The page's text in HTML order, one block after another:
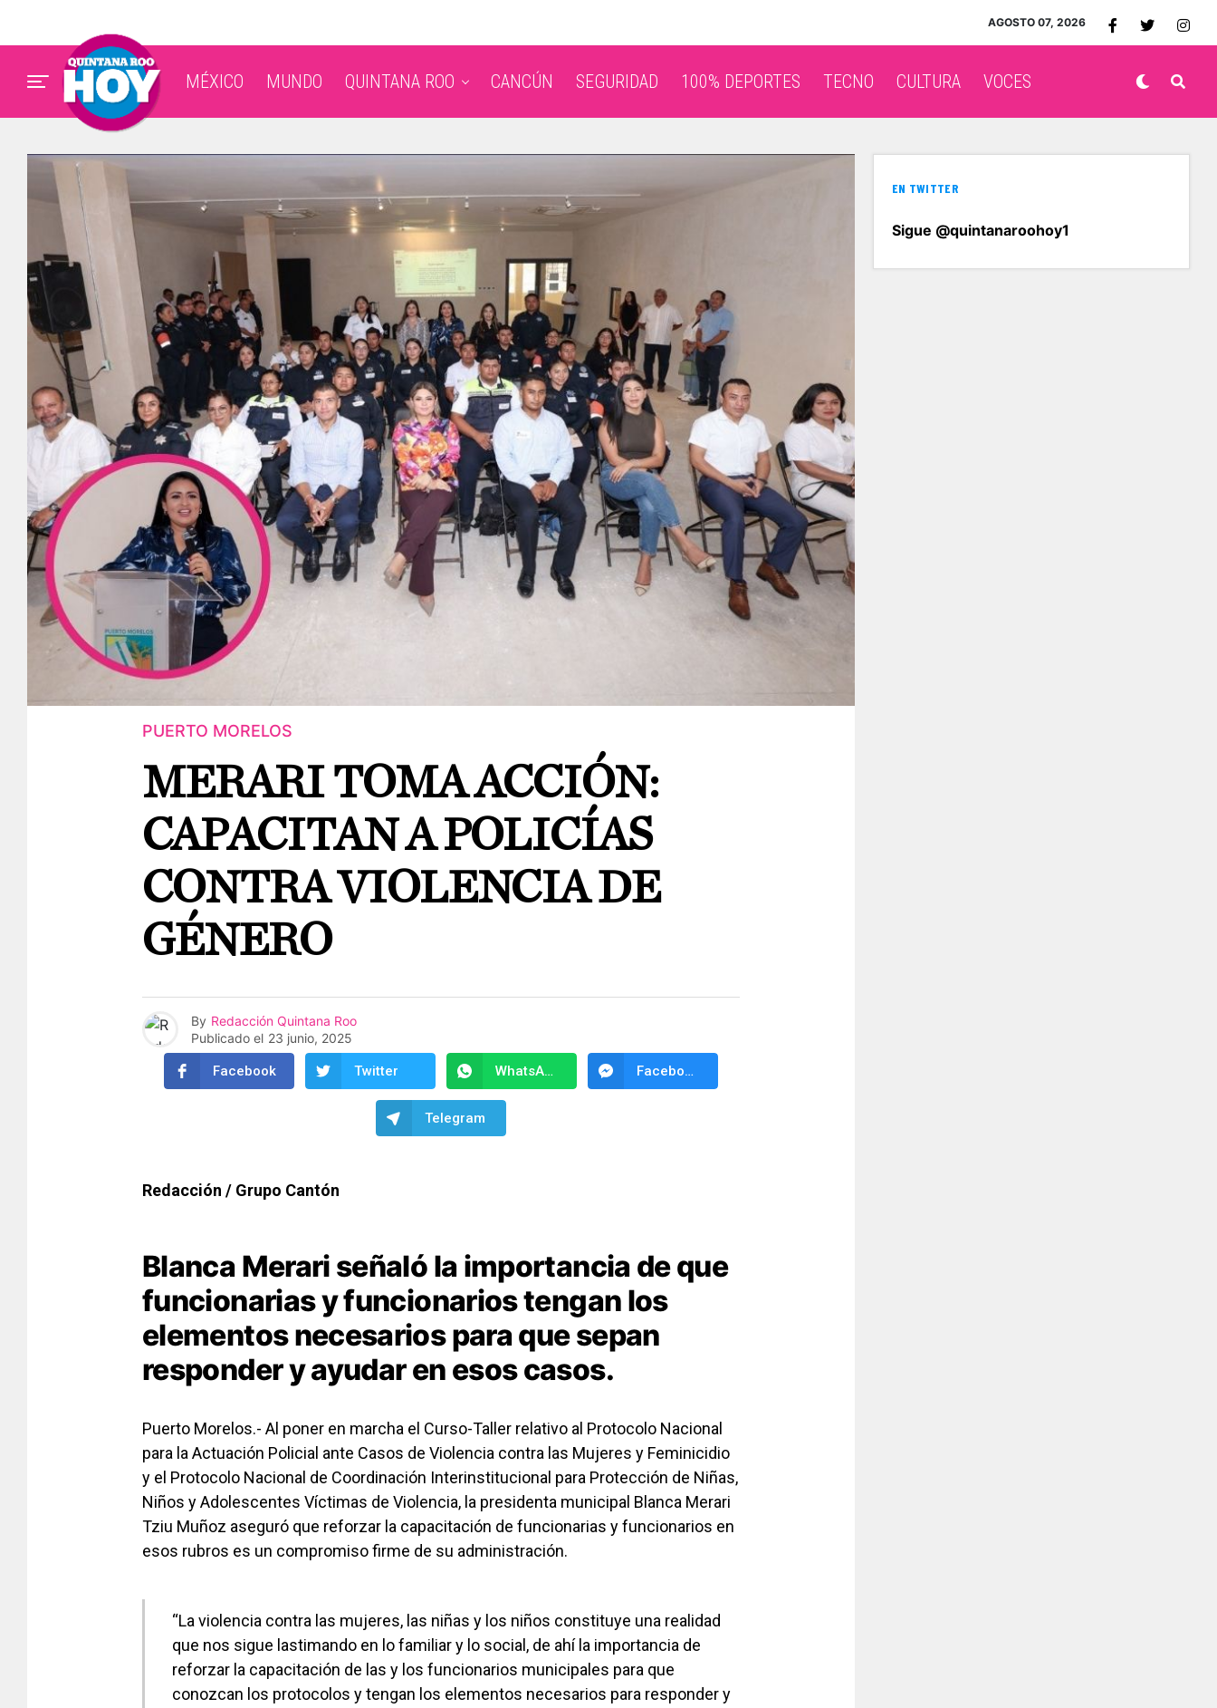
AGOSTO 07, 2026
MÉXICO MUNDO QUINTANA ROO CANCÚN SEGURIDAD 100% DEPORTES TECNO CULTURA VOCES
PUERTO MORELOS
MERARI TOMA ACCIÓN:
CAPACITAN A POLICÍAS
CONTRA VIOLENCIA DE
GÉNERO
By Redacción Quintana Roo
Publicado el 23 junio, 2025
Facebook Twitter WhatsApp Facebook Messenger
Telegram
Redacción / Grupo Cantón
Blanca Merari señaló la importancia de que
funcionarias y funcionarios tengan los
elementos necesarios para que sepan
responder y ayudar en esos casos.
Puerto Morelos.- Al poner en marcha el Curso-Taller relativo al Protocolo Nacional
para la Actuación Policial ante Casos de Violencia contra las Mujeres y Feminicidio
y el Protocolo Nacional de Coordinación Interinstitucional para Protección de Niñas,
Niños y Adolescentes Víctimas de Violencia, la presidenta municipal Blanca Merari
Tziu Muñoz aseguró que reforzar la capacitación de funcionarias y funcionarios en
esos rubros es un compromiso firme de su administración.
“La violencia contra las mujeres, las niñas y los niños constituye una realidad
que nos sigue lastimando en lo familiar y lo social, de ahí la importancia de
reforzar la capacitación de las y los funcionarios municipales para que
conozcan los protocolos y tengan los elementos necesarios para responder y
EN TWITTER
Sigue @quintanaroohoy1